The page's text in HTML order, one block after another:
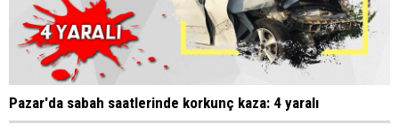
Pazar'da sabah saatlerinde korkunç kaza: 4 yaralı